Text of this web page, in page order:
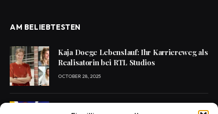
AM BELIEBTESTEN
Kaja Doege Lebenslauf: Ihr Karriereweg als
Realisatorin bei RTL Studios
OCTOBER 28, 2025